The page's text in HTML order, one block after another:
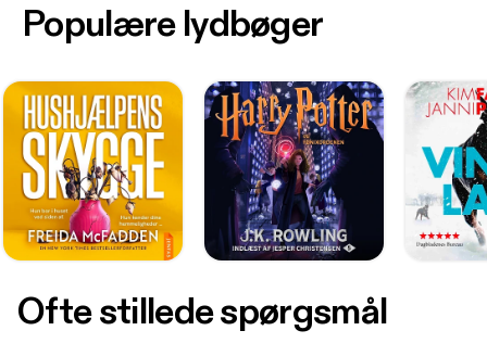
Populære lydbøger
Ofte stillede spørgsmål